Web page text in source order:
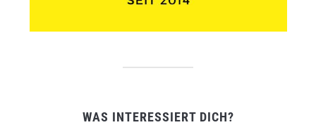
WAS INTERESSIERT DICH?